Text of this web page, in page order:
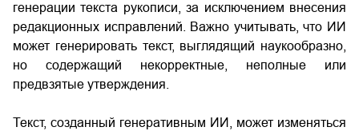
генерации текста рукописи, за исключением внесения
редакционных исправлений. Важно учитывать, что ИИ
может генерировать текст, выглядящий наукообразно,
но содержащий некорректные, неполные или
предвзятые утверждения.
Текст, созданный генеративным ИИ, может изменяться